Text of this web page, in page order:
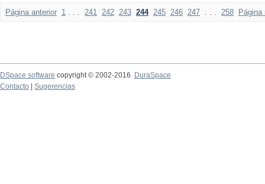
Página anterior 1 . . . 241 242 243 244 245 246 247 . . . 258 Página
DSpace software copyright © 2002-2016
DuraSpace
Contacto
Sugerencias